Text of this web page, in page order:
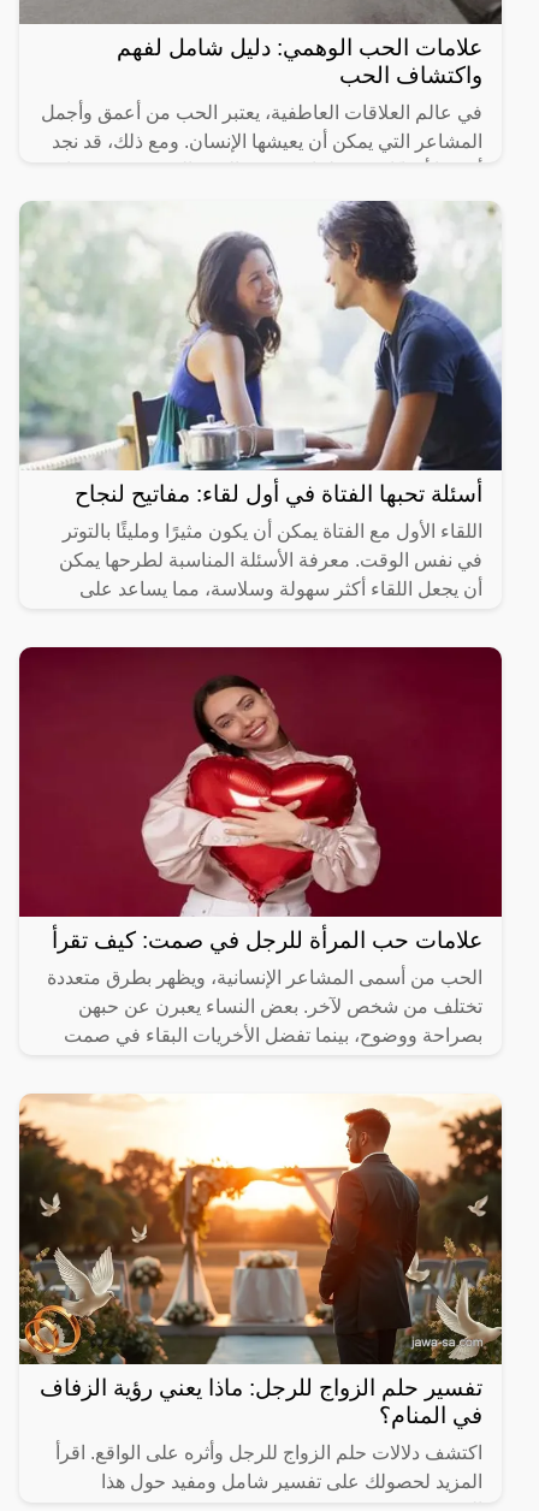
علامات الحب الوهمي: دليل شامل لفهم
واكتشاف الحب
في عالم العلاقات العاطفية، يعتبر الحب من أعمق وأجمل
المشاعر التي يمكن أن يعيشها الإنسان. ومع ذلك، قد نجد
أسئلة تحبها الفتاة في أول لقاء: مفاتيح لنجاح
اللقاء الأول مع الفتاة يمكن أن يكون مثيرًا ومليئًا بالتوتر
في نفس الوقت. معرفة الأسئلة المناسبة لطرحها يمكن
أن يجعل اللقاء أكثر سهولة وسلاسة، مما يساعد على
علامات حب المرأة للرجل في صمت: كيف تقرأ
الحب من أسمى المشاعر الإنسانية، ويظهر بطرق متعددة
تختلف من شخص لآخر. بعض النساء يعبرن عن حبهن
بصراحة ووضوح، بينما تفضل الأخريات البقاء في صمت
تفسير حلم الزواج للرجل: ماذا يعني رؤية الزفاف
في المنام؟
اكتشف دلالات حلم الزواج للرجل وأثره على الواقع. اقرأ
المزيد لحصولك على تفسير شامل ومفيد حول هذا